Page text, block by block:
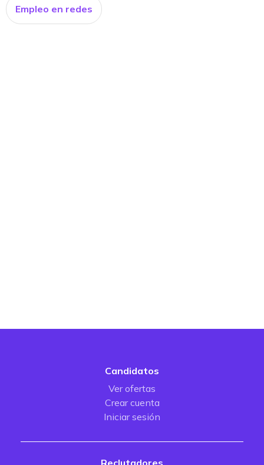
Empleo en redes
Candidatos
Ver ofertas
Crear cuenta
Iniciar sesión
Reclutadores